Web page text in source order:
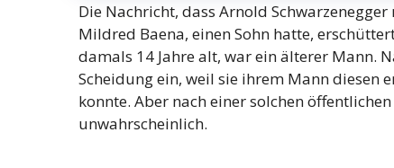
Die Nachricht, dass Arnold
Mildred Baena, einen Sohn hatte,
damals 14 Jahre alt, war ein älterer Mann.
Scheidung ein, weil sie ihrem Mann diesen
konnte. Aber nach einer solchen
unwahrscheinlich.